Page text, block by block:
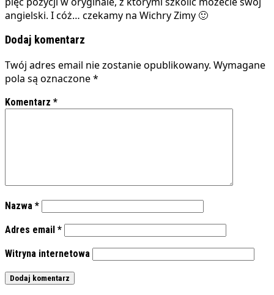
angielski. I cóż… czekamy na Wichry Zimy 🙂
Dodaj komentarz
Twój adres email nie zostanie opublikowany. Wymagane
pola są oznaczone*
Komentarz *
Nazwa *
Adres email *
Witryna internetowa